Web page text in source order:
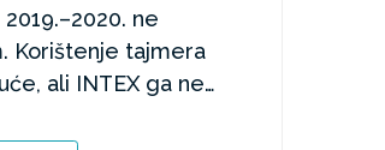
ne
Korištenje tajmera
ali INTEX ga ne